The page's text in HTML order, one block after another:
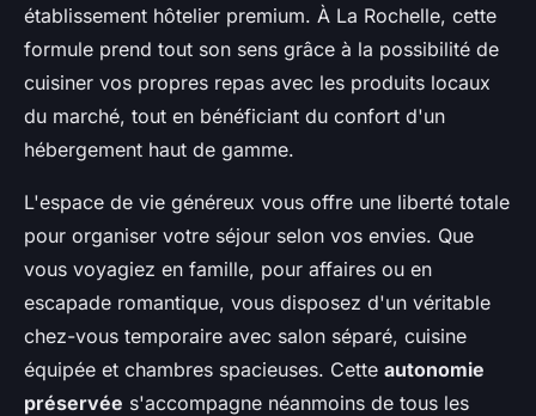
établissement hôtelier premium. À La Rochelle, cette
formule prend tout son sens grâce à la possibilité de
cuisiner vos propres repas avec les produits locaux
du marché, tout en bénéficiant du confort d'un
hébergement haut de gamme.
L'espace de vie généreux vous offre une liberté totale
pour organiser votre séjour selon vos envies. Que
vous voyagiez en famille, pour affaires ou en
escapade romantique, vous disposez d'un véritable
chez-vous temporaire avec salon séparé, cuisine
équipée et chambres spacieuses. Cette autonomie
préservée s'accompagne néanmoins de tous les